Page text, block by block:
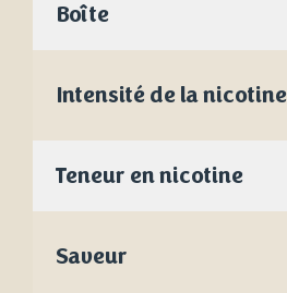
Boîte
Intensité de la nicotine
Teneur en nicotine
Saveur